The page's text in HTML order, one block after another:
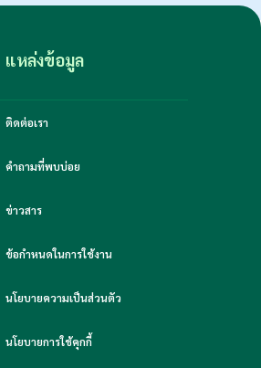
แหล่งข้อมูล
ติดต่อเรา
คำถามที่พบบ่อย
ข่าวสาร
ข้อกำหนดในการใช้งาน
นโยบายความเป็นส่วนตัว
นโยบายการใช้คุกกี้